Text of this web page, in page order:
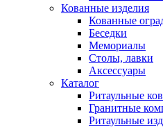
Кованные изделия
Кованные
Беседки
Мемориалы
Столы, лавки
Аксессуары
Каталог
Ритаульные
Гранитные
Ритаульные